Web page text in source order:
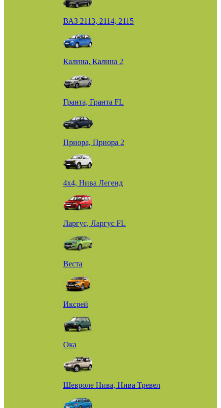
ВАЗ 2113, 2114, 2115
Калина, Калина 2
Гранта, Гранта FL
Приора, Приора 2
4х4, Нива Легенд
Ларгус, Ларгус FL
Веста
Иксрей
Ока
Шевроле Нива, Нива Тревел